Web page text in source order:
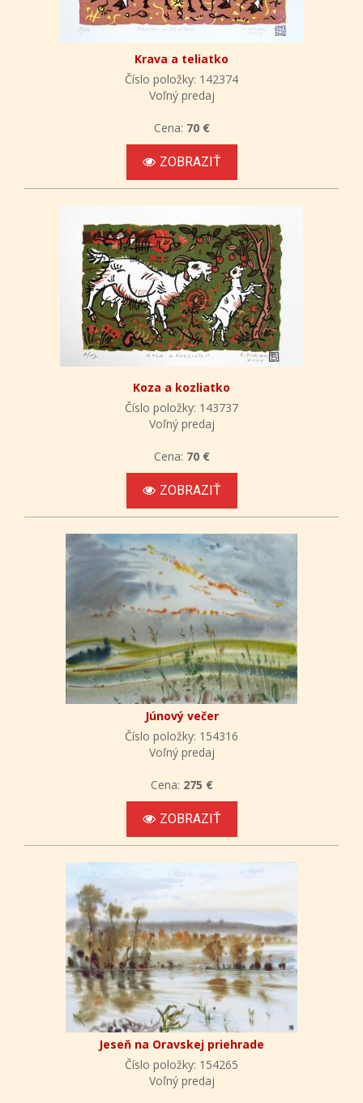
Krava a teliatko
Číslo položky: 142374
Voľný predaj
Cena: 70 €
ZOBRAZIŤ
Koza a kozliatko
Číslo položky: 143737
Voľný predaj
Cena: 70 €
ZOBRAZIŤ
Júnový večer
Číslo položky: 154316
Voľný predaj
Cena: 275 €
ZOBRAZIŤ
Jeseň na Oravskej priehrade
Číslo položky: 154265
Voľný predaj